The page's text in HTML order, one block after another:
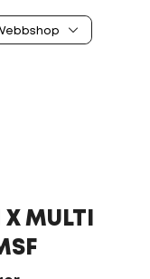
MULTI